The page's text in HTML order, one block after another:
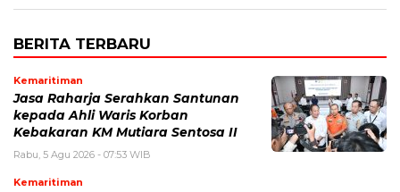
BERITA TERBARU
Kemaritiman
Jasa Raharja Serahkan Santunan
kepada Ahli Waris Korban
Kebakaran KM Mutiara Sentosa II
Rabu, 5 Agu 2026 - 07:53 WIB
Kemaritiman